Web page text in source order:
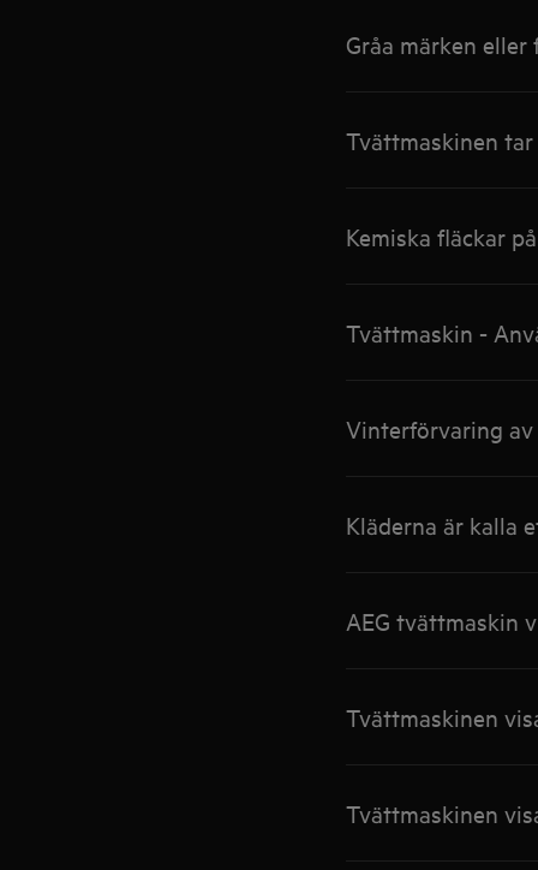
Gråa märken
Tvättmaskinen
Kemiska fläckar
Tvättmaskin -
Vinterförvaring
Kläderna är kalla
AEG tvättmaskin
Tvättmaskinen
Tvättmaskinen